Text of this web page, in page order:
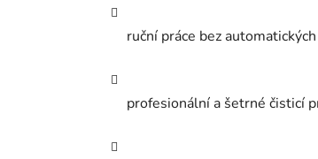
ruční práce bez
profesionální a šetrné čisticí